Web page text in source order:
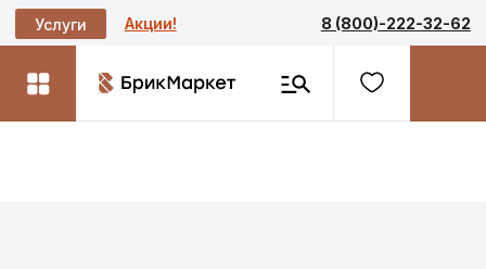
8 (800)-222-32-62
Услуги